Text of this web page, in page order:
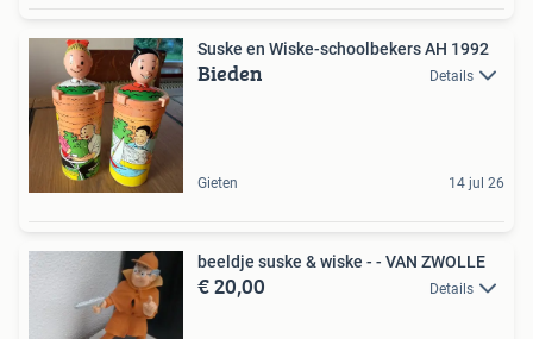
Suske en Wiske-schoolbekers AH 1992
Bieden Details
Gieten 14 jul 26
beeldje suske & wiske - - VAN ZWOLLE
€ 20,00 Details